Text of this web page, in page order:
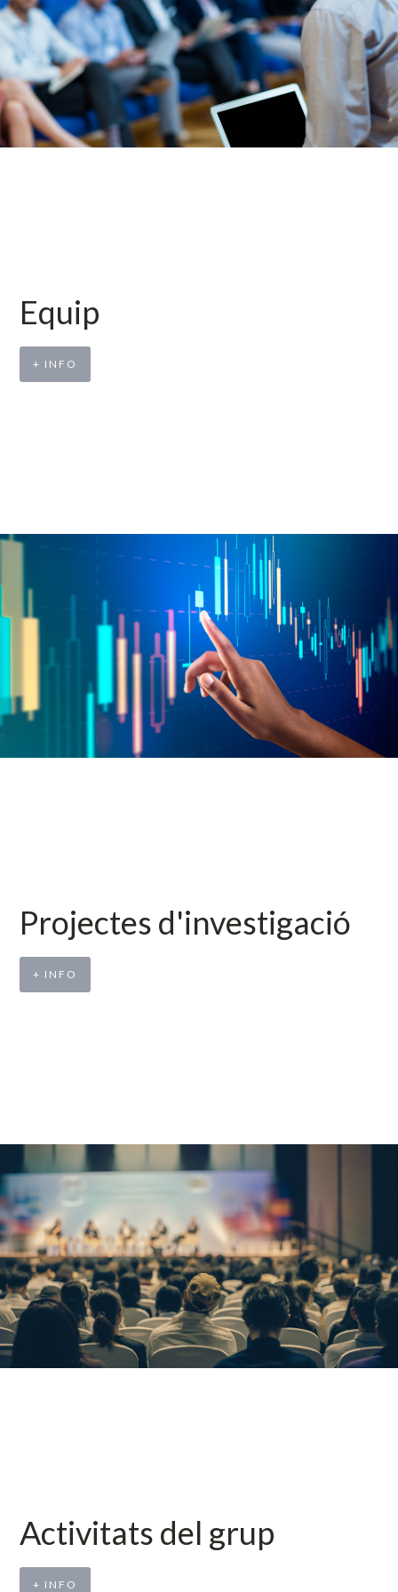
Equip
+ INFO
Projectes d'investigació
+ INFO
Activitats del grup
+ INFO